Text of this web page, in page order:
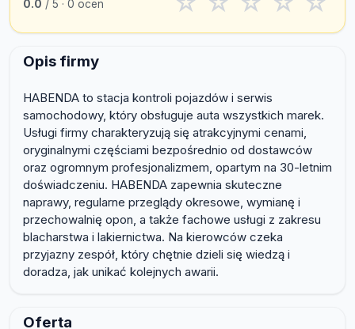
0.0 / 5 · 0 ocen
Opis firmy
HABENDA to stacja kontroli pojazdów i serwis
samochodowy, który obsługuje auta wszystkich marek.
Usługi firmy charakteryzują się atrakcyjnymi cenami,
oryginalnymi częściami bezpośrednio od dostawców
oraz ogromnym profesjonalizmem, opartym na 30-letnim
doświadczeniu. HABENDA zapewnia skuteczne
naprawy, regularne przeglądy okresowe, wymianę i
przechowalnię opon, a także fachowe usługi z zakresu
blacharstwa i lakiernictwa. Na kierowców czeka
przyjazny zespół, który chętnie dzieli się wiedzą i
doradza, jak unikać kolejnych awarii.
Oferta